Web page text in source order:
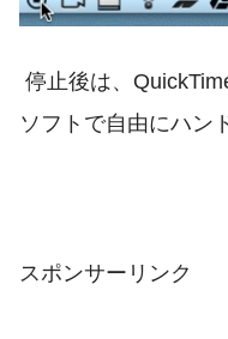
停止後は、
ソフトで自由にハン
スポンサーリンク